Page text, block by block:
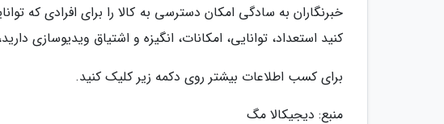
خبرنگاران به سادگی امکان دسترسی به کالا را برای افرادی که
کنید استعداد، توانایی، امکانات، انگیزه و اشتیاق ویدیوسازی
برای کسب اطلاعات بیشتر روی دکمه زیر کلیک کنید.
منبع: دیجیکالا مگ